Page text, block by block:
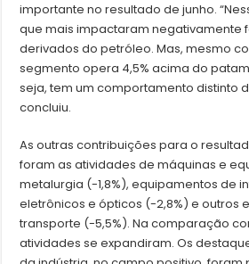
importante no resultado de junho.
que mais impactaram negativamente
derivados do petróleo. Mas, mesmo
segmento opera 4,5% acima do
seja, tem um comportamento distinto
concluiu.
As outras contribuições para o
foram as atividades de máquinas e
metalurgia (-1,8%), equipamentos de
eletrônicos e ópticos (-2,8%) e outros
transporte (-5,5%). Na comparação
atividades se expandiram. Os